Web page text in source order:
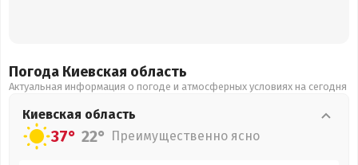
Погода Киевская область
Актуальная информация о погоде и атмосферных условиях на сегодня
Киевская область
37° 22° Преимущественно ясно